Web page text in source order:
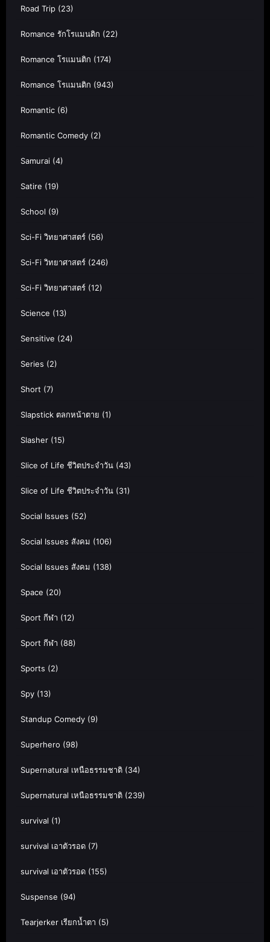
Road Trip (23)
Romance รักโรแมนติก (22)
Romance โรแมนติก (174)
Romance โรแมนติก (943)
Romantic (6)
Romantic Comedy (2)
Samurai (4)
Satire (19)
School (9)
Sci-Fi วิทยาศาสตร์ (56)
Sci-Fi วิทยาศาสตร์ (246)
Sci-Fi วิทยาศาสตร์ (12)
Science (13)
Sensitive (24)
Series (2)
Short (7)
Slapstick ตลกหน้าตาย (1)
Slasher (15)
Slice of Life ชีวิตประจำวัน (43)
Slice of Life ชีวิตประจำวัน (31)
Social Issues (52)
Social Issues สังคม (106)
Social Issues สังคม (138)
Space (20)
Sport กีฬา (12)
Sport กีฬา (88)
Sports (2)
Spy (13)
Standup Comedy (9)
Superhero (98)
Supernatural เหนือธรรมชาติ (34)
Supernatural เหนือธรรมชาติ (239)
survival (1)
survival เอาตัวรอด (7)
survival เอาตัวรอด (155)
Suspense (94)
Tearjerker เรียกน้ำตา (5)